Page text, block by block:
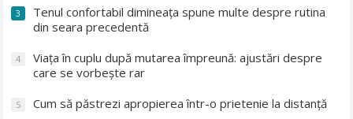
3
Tenul confortabil dimineața spune multe despre rutina
din seara precedentă
4
Viața în cuplu după mutarea împreună: ajustări despre
care se vorbește rar
5 Cum să păstrezi apropierea într-o prietenie la distanță